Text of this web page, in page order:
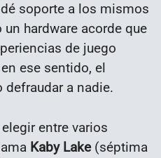
soporte a los mismos
hardware acorde que
de juego
ese sentido, el
a nadie.
entre varios
Kaby Lake(séptima